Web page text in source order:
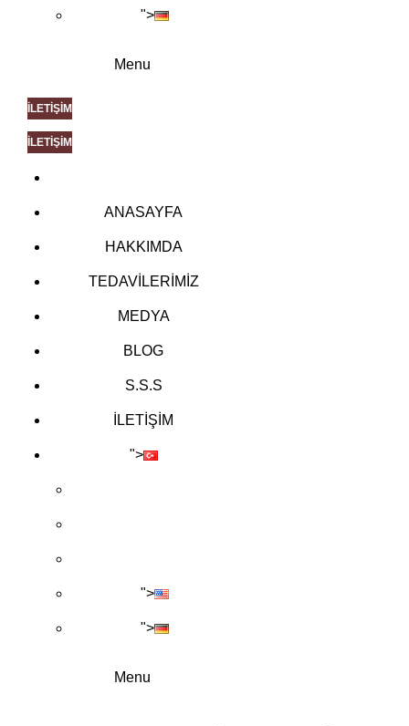
">
Menu
İLETİŞİM
İLETİŞİM
ANASAYFA
HAKKIMDA
TEDAVİLERİMİZ
MEDYA
BLOG
S.S.S
İLETİŞİM
">
">
">
Menu